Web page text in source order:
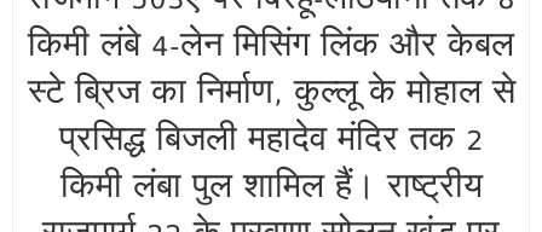
किमी लंबे 4-लेन मिसिंग लिंक और केबल
स्टे ब्रिज का निर्माण, कुल्लू के मोहाल से
प्रसिद्ध बिजली महादेव मंदिर तक 2
किमी लंबा पुल शामिल हैं। राष्ट्रीय